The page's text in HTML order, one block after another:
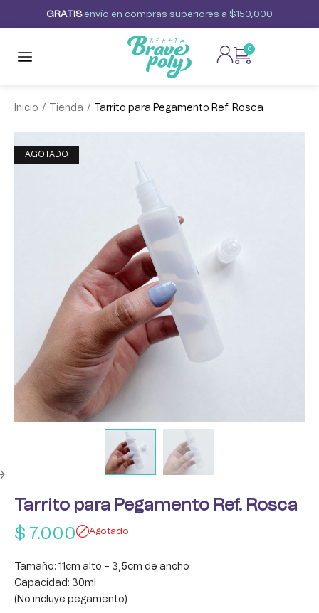
GRAT S envío en compras superiores a $150,000
0
Inicio / Tienda / Tarrito para Pegamento Ref. Rosca
AGOTADO
Tarrito para Pegamento Ref. Rosca
$ 7.000 Agotado
Tamaño: 11cm alto – 3,5cm de ancho
Capacidad: 30ml
(No incluye pegamento)